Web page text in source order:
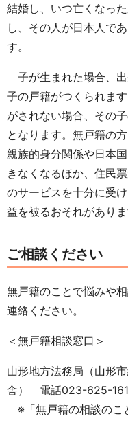
結婚し、いつ亡くなっ
し、その人が日本人で
す。
子が生まれた場合、
子の戸籍がつくられま
がされない場合、その
となります。無戸籍の
親族的身分関係や日本
きなくなるほか、住民
のサービスを十分に受
益を被るおそれがありま
ご相談ください
無戸籍のことで悩みや
連絡ください。
＜無戸籍相談窓口＞
山形地方法務局（山形
舎） 電話023-625-
※「無戸籍の相談のこ